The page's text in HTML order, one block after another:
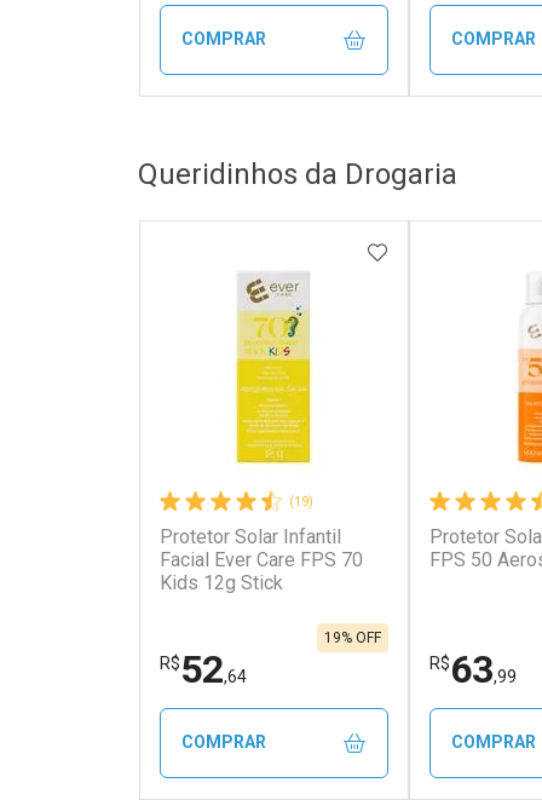
COMPRAR
Laboratório
Ativar Desconto
Por R$ 126,00/cada
Por Menos
Por R$ 126,00/cada
COMPRAR
Ativar
Por R$
Por
Por R$
Queridinhos da Drogaria
(19)
Protetor Solar Infantil
Facial Ever Care FPS 70
Kids 12g Stick
R$52,64
19% OFF
ADICIONAR AOS
COMPRAR
Protetor
FPS 50
R$63,99
COMPRAR